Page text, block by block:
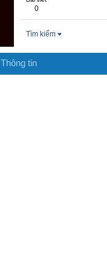
0
Tìm kiếm
Thông tin